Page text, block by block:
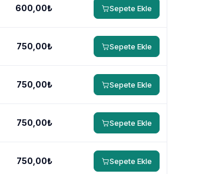
600,00₺ Sepete Ekle
750,00₺ Sepete Ekle
750,00₺ Sepete Ekle
750,00₺ Sepete Ekle
750,00₺ Sepete Ekle